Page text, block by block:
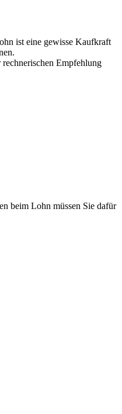
ist eine gewisse Kaufkraft
Empfehlung
beim Lohn müssen Sie dafür